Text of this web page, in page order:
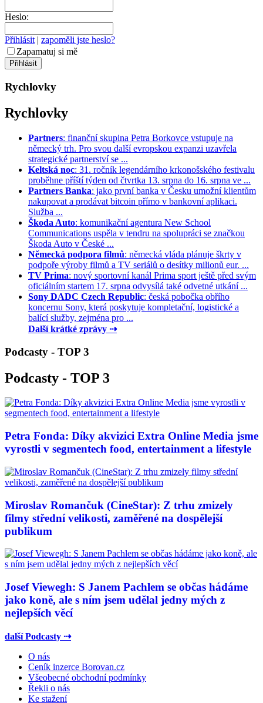
Heslo:
Přihlásit| zapoměli jste heslo?
Zapamatuj si mě
Rychlovky
Rychlovky
Partners: finanční skupina Petra Borkovce vstupuje na
německý trh. Pro svou další evropskou expanzi uzavřela
strategické partnerství se ...
Keltská noc: 31. ročník legendárního krkonošského festivalu
proběhne příští týden od čtvrtka 13. srpna do 16. srpna ve ...
Partners Banka: jako první banka v Česku umožní klientům
nakupovat a prodávat bitcoin přímo v bankovní aplikaci.
Služba ...
Škoda Auto: komunikační agentura New School
Communications uspěla v tendru na spolupráci se značkou
Škoda Auto v České ...
Německá podpora filmů: německá vláda plánuje škrty v
podpoře výroby filmů a TV seriálů o desítky milionů eur. ...
TV Prima: nový sportovní kanál Prima sport ještě před svým
oficiálním startem 17. srpna odvysílá také odvetné utkání ...
Sony DADC Czech Republic: česká pobočka obřího
koncernu Sony, která poskytuje kompletační, logistické a
balící služby, zejména pro ...
Další krátké zprávy ⇢
Podcasty - TOP 3
Podcasty - TOP 3
Petra Fonda: Díky akvizici Extra Online Media jsme
vyrostli v segmentech food, entertainment a lifestyle
Miroslav Romančuk (CineStar): Z trhu zmizely
filmy střední velikosti, zaměřené na dospělejší
publikum
Josef Viewegh: S Janem Pachlem se občas hádáme
jako koně, ale s ním jsem udělal jedny mých z
nejlepších věcí
další Podcasty ⇢
O nás
Ceník inzerce Borovan.cz
Všeobecné obchodní podmínky
Řekli o nás
Ke stažení